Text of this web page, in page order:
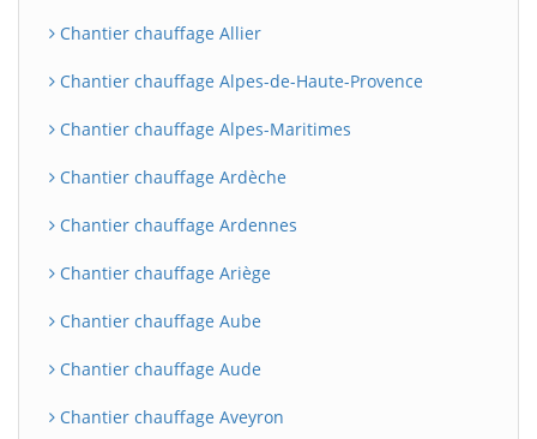
Chantier chauffage Allier
Chantier chauffage Alpes-de-Haute-Provence
Chantier chauffage Alpes-Maritimes
Chantier chauffage Ardèche
Chantier chauffage Ardennes
Chantier chauffage Ariège
Chantier chauffage Aube
Chantier chauffage Aude
Chantier chauffage Aveyron